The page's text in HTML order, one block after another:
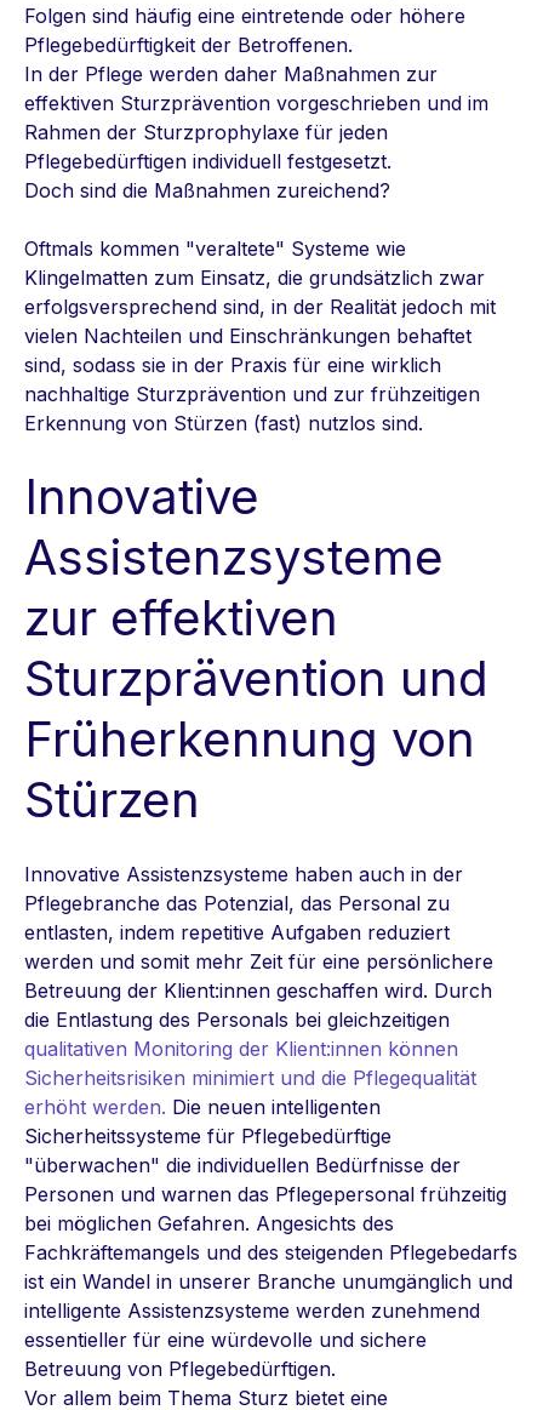
Folgen sind häufig eine eintretende oder höhere
Pflegebedürftigkeit der Betroffenen.
In der Pflege werden daher Maßnahmen zur
effektiven Sturzprävention vorgeschrieben und im
Rahmen der Sturzprophylaxe für jeden
Pflegebedürftigen individuell festgesetzt.
Doch sind die Maßnahmen zureichend?
Oftmals kommen "veraltete" Systeme wie
Klingelmatten zum Einsatz, die grundsätzlich zwar
erfolgsversprechend sind, in der Realität jedoch mit
vielen Nachteilen und Einschränkungen behaftet
sind, sodass sie in der Praxis für eine wirklich
nachhaltige Sturzprävention und zur frühzeitigen
Erkennung von Stürzen (fast) nutzlos sind.
Innovative
Assistenzsysteme
zur effektiven
Sturzprävention und
Früherkennung von
Stürzen
Innovative Assistenzsysteme haben auch in der
Pflegebranche das Potenzial, das Personal zu
entlasten, indem repetitive Aufgaben reduziert
werden und somit mehr Zeit für eine persönlichere
Betreuung der Klient:innen geschaffen wird. Durch
die Entlastung des Personals bei gleichzeitigen
qualitativen Monitoring der Klient:innen können
Sicherheitsrisiken minimiert und die Pflegequalität
erhöht werden. Die neuen intelligenten
Sicherheitssysteme für Pflegebedürftige
"überwachen" die individuellen Bedürfnisse der
Personen und warnen das Pflegepersonal frühzeitig
bei möglichen Gefahren. Angesichts des
Fachkräftemangels und des steigenden Pflegebedarfs
ist ein Wandel in unserer Branche unumgänglich und
intelligente Assistenzsysteme werden zunehmend
essentieller für eine würdevolle und sichere
Betreuung von Pflegebedürftigen.
Vor allem beim Thema Sturz bietet eine